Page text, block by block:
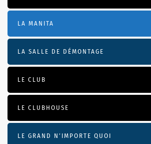
LA MANITA
LA SALLE DE DÉMONTAGE
LE CLUB
LE CLUBHOUSE
LE GRAND N’IMPORTE QUOI